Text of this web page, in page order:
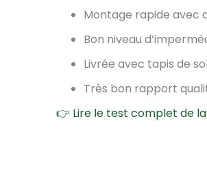
Montage rapide avec
Bon niveau
Livrée avec tapis de
Très bon rapport
👉 Lire le test complet de la